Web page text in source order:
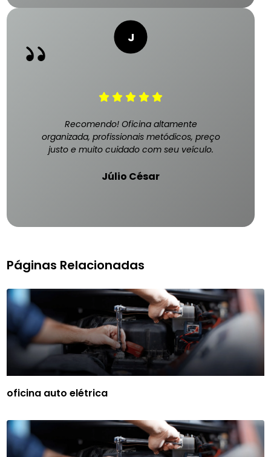
Recomendo! Oficina altamente
organizada, profissionais metódicos, preço
justo e muito cuidado com seu veículo.
Júlio César
Páginas Relacionadas
oficina auto elétrica